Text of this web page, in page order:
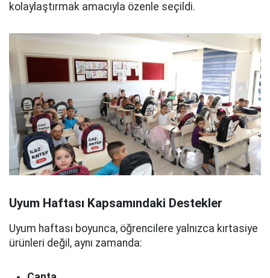
kolaylaştırmak amacıyla özenle seçildi.
Uyum Haftası Kapsamındaki Destekler
Uyum haftası boyunca, öğrencilere yalnızca kırtasiye
ürünleri değil, aynı zamanda: